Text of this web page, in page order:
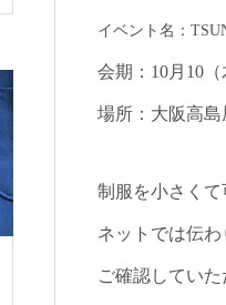
イベント名：
会期：10月10
場所：大阪高島
制服を小さく
ネットでは伝
ご確認していた
フジテレビ「Live Newsイ